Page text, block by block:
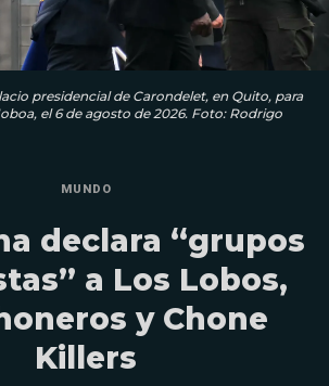
presidencial de Carondelet, en Quito, para
el 6 de agosto de 2026. Foto: Rodrigo
MUNDO
declara “grupos
a Los Lobos,
y Chone
Killers